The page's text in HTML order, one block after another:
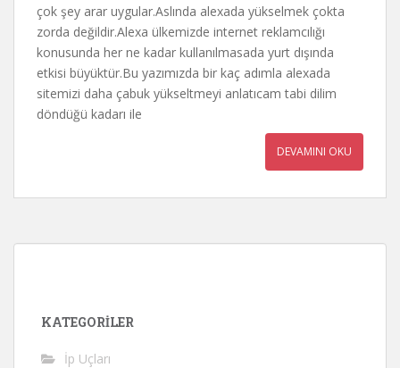
çok şey arar uygular.Aslında alexada yükselmek çokta
zorda değildir.Alexa ülkemizde internet reklamcılığı
konusunda her ne kadar kullanılmasada yurt dışında
etkisi büyüktür.Bu yazımızda bir kaç adımla alexada
sitemizi daha çabuk yükseltmeyi anlatıcam tabi dilim
döndüğü kadarı ile
DEVAMINI OKU
KATEGORILER
İp Uçları